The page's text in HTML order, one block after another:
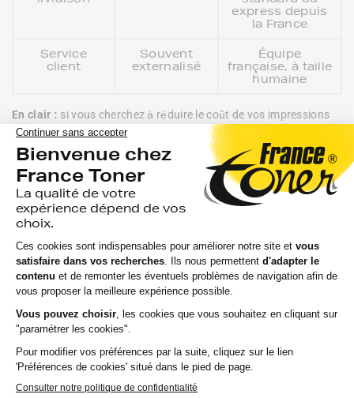
express depuis
la France
Service
client
Souvent
externalisé
Équipe
française, à taille
humaine
En clair : si vous cherchez à réduire le coût de vos impressions
sans perdre en qualité, la marque FranceToner est faite pour
vous.
Nos engagements
Le juste prix.
Pas de prix d'appel, pas de "promotion
plus juste, toute l'année.
La transparence. Une cartouche France Toner est clairement
identifiée comme telle. Vous savez ce que vous achetez : un
produit conçu par notre marque, équivalent à la cartouche
d'origine, vendu beaucoup moins cher.
La proximité. Une équipe française, en Baie de Somme, qui
connaît son métier et qui répond à vos questions. Le service
client est lui aussi situé dans notre entrepôt, au contact des